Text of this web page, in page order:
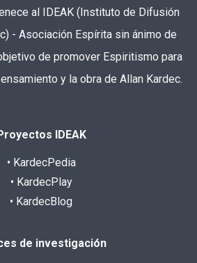
al IDEAK (Instituto de Difusión
- Asociación Espírita sin ánimo de
de promover Espiritismo para
y la obra de Allan Kardec.
IDEAK
• KardecPedia
• KardecPlay
• KardecBlog
de investigación